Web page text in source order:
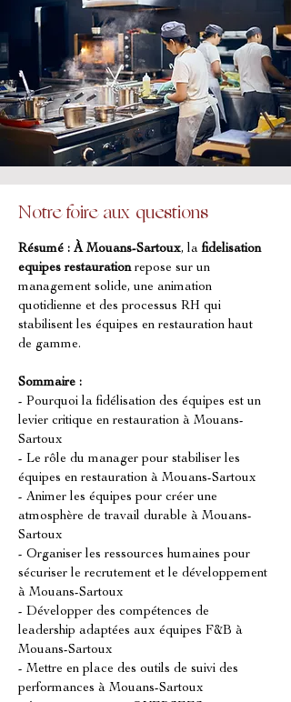
Notre foire aux questions
Résumé : À Mouans-Sartoux, la fidelisation
equipes restauration repose sur un
management solide, une animation
quotidienne et des processus RH qui
stabilisent les équipes en restauration haut
de gamme.
Sommaire :
- Pourquoi la fidélisation des équipes est un
levier critique en restauration à Mouans-
Sartoux
- Le rôle du manager pour stabiliser les
équipes en restauration à Mouans-Sartoux
- Animer les équipes pour créer une
atmosphère de travail durable à Mouans-
Sartoux
- Organiser les ressources humaines pour
sécuriser le recrutement et le développement
à Mouans-Sartoux
- Développer des compétences de
leadership adaptées aux équipes F&B à
Mouans-Sartoux
- Mettre en place des outils de suivi des
performances à Mouans-Sartoux